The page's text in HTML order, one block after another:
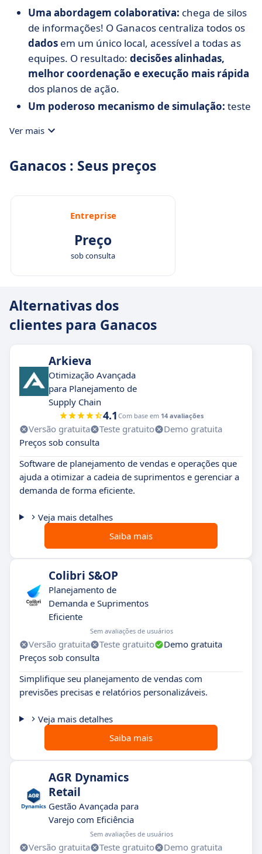
Uma abordagem colaborativa: chega de silos
de informações! O Ganacos centraliza todos os
dados em um único local, acessível a todas as
equipes. O resultado: decisões alinhadas,
melhor coordenação e execução mais rápida
dos planos de ação.
Um poderoso mecanismo de simulação: teste
Ganacos permite que você antecipe
vantagem para empresas que enfrentam
processamento rápido de
suportar modelos complexos
desacelerar seus negócios.
Ganacos melhora a eficiência operacional e
reduz os custosassociados a estoques, eventos
Flexibilidade total, rigidez zero:
adapta àsnecessidades específicas
empresa. Configuração sob medida
integração perfeita com ferramentas
existentes (ERP, CRM, BI)e escalabilidade
garantida.
Um substituto inteligente para o Excel:
poderoso do que uma planilha eletrônica, o
Ganacos mantém a flexibilidade do Excel,
eliminando errosde versão, o risco de perda
de dados e cálculos estáticos. Tudo é conectado
e atualizado em tempo real.
Uma interface projetada para a eficiência:
rapidamente adotada pelas equipes graças a
umainterface intuitiva
aprendizado complexa.
mais ação.
Ver mais
Ganacos : Seus preços
Entreprise
Preço
sob consulta
Alternativas dos
clientes para Ganacos
Arkieva
Otimização Avançada
para Planejamento de
Supply Chain
4.1 Com base em 14 avaliações
Versão gratuita Teste gratuito
Demo gratuita
Preços sob consulta
Software de planejamento de vendas e operações que
ajuda a otimizar a cadeia de suprimentos e gerenciar a
demanda de forma eficiente.
Veja mais detalhes
Saiba mais
Colibri S&OP
Planejamento de
Demanda e Suprimentos
Eficiente
Sem avaliações de usuários
Versão gratuita Teste gratuito
Demo gratuita
Preços sob consulta
Simplifique seu planejamento de vendas com
previsões precisas e relatórios personalizáveis.
Veja mais detalhes
Saiba mais
AGR Dynamics
Retail
Gestão Avançada para
Varejo com Eficiência
Sem avaliações de usuários
Versão gratuita Teste gratuito
Demo gratuita